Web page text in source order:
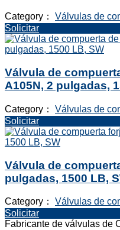
Category： Válvulas de
Solicitar
Válvula de
A105N, 2 pulgadas,
Category： Válvulas de
Solicitar
Válvula de
pulgadas, 1500 LB,
Category： Válvulas de
Solicitar
Fabricante de válvulas de